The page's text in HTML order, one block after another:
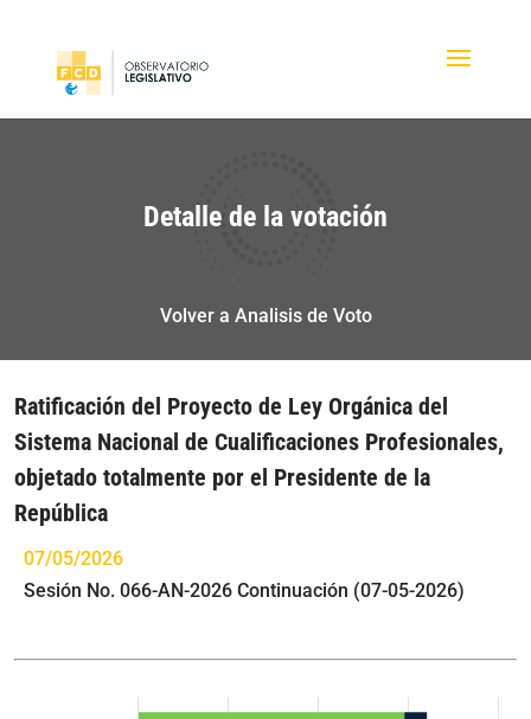
Detalle de la votación
Volver a Analisis de Voto
Ratificación del Proyecto de Ley Orgánica del
Sistema Nacional de Cualificaciones Profesionales,
objetado totalmente por el Presidente de la
República
07/05/2026
Sesión No. 066-AN-2026 Continuación (07-05-2026)